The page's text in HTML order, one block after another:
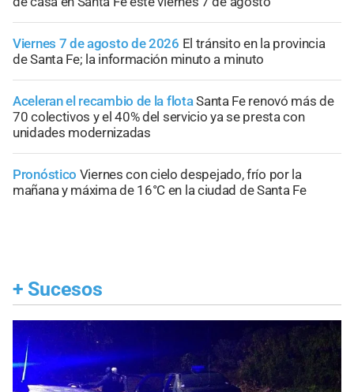
Viernes 7 de agosto de 2026 El tránsito en la provincia
de Santa Fe; la información minuto a minuto
Aceleran el recambio de la flotaSanta Fe renovó más de
70 colectivos y el 40% del servicio ya se presta con
unidades modernizadas
Pronóstico Viernes con cielo despejado, frío por la
mañana y máxima de 16°C en la ciudad de Santa Fe
+ Sucesos